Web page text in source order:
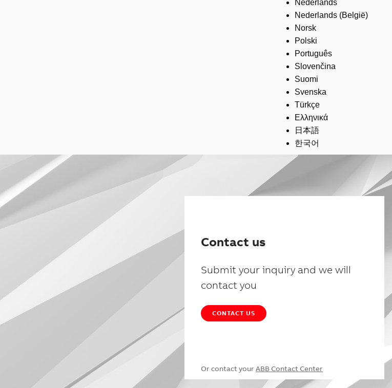
Nederlands
Nederlands (België)
Norsk
Polski
Português
Slovenčina
Suomi
Svenska
Türkçe
Ελληνικά
日本語
한국어
Contact us
Submit your inquiry and we will
contact you
CONTACT US
Or contact your ABB Contact Center